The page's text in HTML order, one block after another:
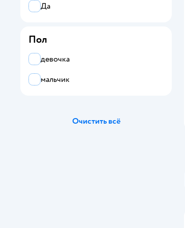
Да
Пол
девочка
мальчик
Очистить всё